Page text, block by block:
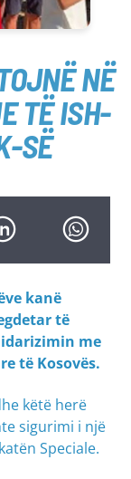
NË
TË ISH-
SË
kanë
të
me
të Kosovës.
këtë herë
sigurimi i një
Speciale.